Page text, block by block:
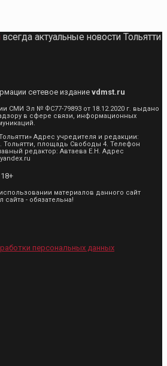
всегда актуальные новости Тольятти
сетевое издание vdmst.ru
СМИ Эл № ФС77-79893 от 18.12.2020 г. выдано
в сфере связи, информационных
Адрес учредителя и редакции:
Тольятти, площадь Свободы 4. Телефон
редактор: Автаева Е.Н. Адрес
материалов данного сайт
сайта - обязательна!
персональных данных